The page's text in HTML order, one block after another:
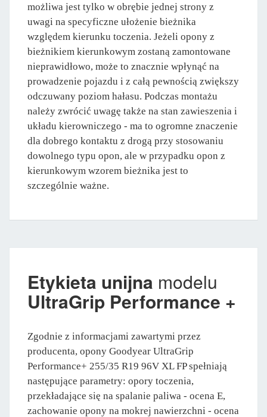
możliwa jest tylko w obrębie jednej strony z
uwagi na specyficzne ułożenie bieżnika
względem kierunku toczenia. Jeżeli opony z
bieżnikiem kierunkowym zostaną zamontowane
nieprawidłowo, może to znacznie wpłynąć na
prowadzenie pojazdu i z całą pewnością zwiększy
odczuwany poziom hałasu. Podczas montażu
należy zwrócić uwagę także na stan zawieszenia i
układu kierowniczego - ma to ogromne znaczenie
dla dobrego kontaktu z drogą przy stosowaniu
dowolnego typu opon, ale w przypadku opon z
kierunkowym wzorem bieżnika jest to
szczególnie ważne.
Etykieta unijna modelu
UltraGrip Performance +
Zgodnie z informacjami zawartymi przez
producenta, opony Goodyear UltraGrip
Performance+ 255/35 R19 96V XL FP spełniają
następujące parametry: opory toczenia,
przekładające się na spalanie paliwa - ocena E,
zachowanie opony na mokrej nawierzchni - ocena